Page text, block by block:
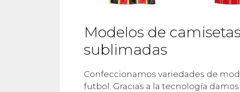
Modelos de
sublimadas
Confeccionamos variedades de
futbol. Gracias a la tecnología